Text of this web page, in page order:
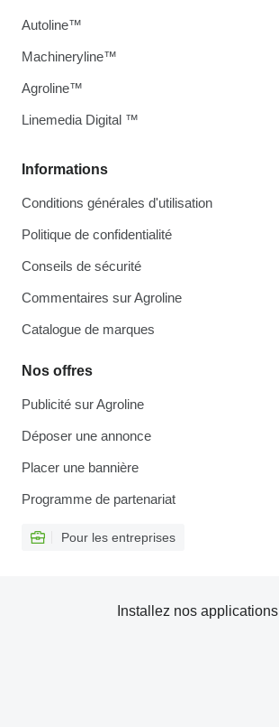
Informations
Conditions générales d'utilisation
Politique de confidentialité
Conseils de sécurité
Commentaires sur Agroline
Catalogue de marques
Nos offres
Publicité sur Agroline
Déposer une annonce
Placer une bannière
Programme de partenariat
Pour les entreprises
Autoline™
Machineryline™
Agroline™
Linemedia Digital ™
Installez nos applications